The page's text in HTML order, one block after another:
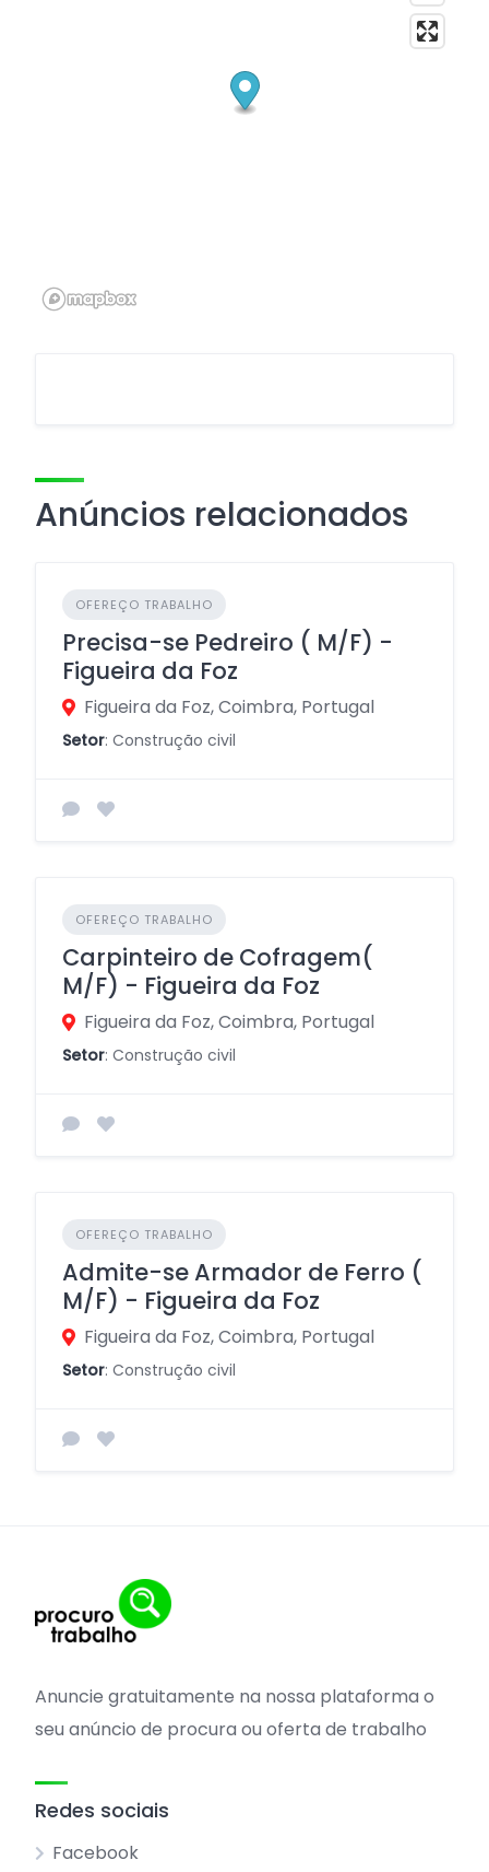
Anúncios relacionados
OFEREÇO TRABALHO
Precisa-se Pedreiro ( M/F) -
Figueira da Foz
Figueira da Foz, Coimbra, Portugal
Setor: Construção civil
OFEREÇO TRABALHO
Carpinteiro de Cofragem(
M/F) - Figueira da Foz
Figueira da Foz, Coimbra, Portugal
Setor: Construção civil
OFEREÇO TRABALHO
Admite-se Armador de Ferro (
M/F) - Figueira da Foz
Figueira da Foz, Coimbra, Portugal
Setor: Construção civil
Anuncie gratuitamente na nossa plataforma o
seu anúncio de procura ou oferta de trabalho
Redes sociais
Facebook